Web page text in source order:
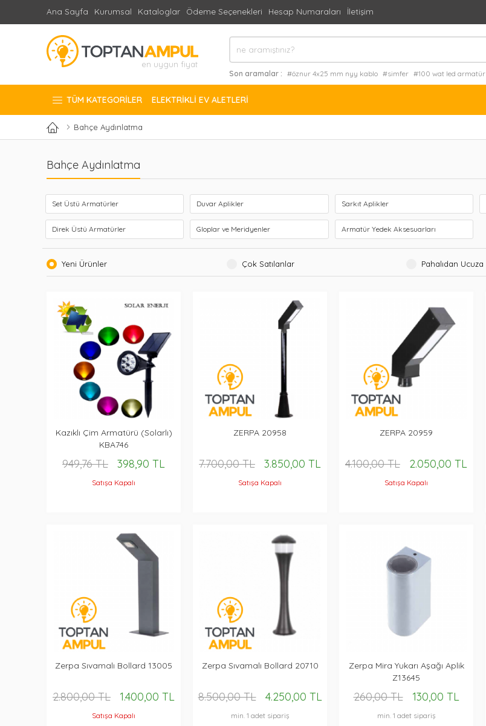
Ana Sayfa Kurumsal Kataloglar Ödeme Seçenekleri Hesap Numaraları İletişim
en uygun fiyat
Son aramalar : #öznur 4x25 mm nyy kablo #simfer #100 wat led armatür
#1X500 mm helogen free nyy kablo fiyatları
TÜM KATEGORILER ELEKTRIKLI EV ALETLERI
Bahçe Aydınlatma
Bahçe Aydınlatma
Set Üstü Armatürler Duvar Aplikler Sarkıt Aplikler
Direk Üstü Armatürler Gloplar ve Meridyenler Armatür Yedek Aksesuarları
Yeni Ürünler Çok Satılanlar Pahalıdan Ucuza
Kazıklı Çim Armatürü (Solarlı)
KBA746
949,76 TL 398,90 TL
Satışa Kapalı
ZERPA 20958
7.700,00 TL 3.850,00 TL
Satışa Kapalı
ZERPA 20959
4.100,00 TL 2.050,00 TL
Satışa Kapalı
Zerpa Sıvamalı Bollard 13005
2.800,00 TL 1.400,00 TL
Satışa Kapalı
Zerpa Sıvamalı Bollard 20710
8.500,00 TL 4.250,00 TL
min. 1 adet sipariş
Zerpa Mira Yukarı Aşağı Aplik
Z13645
260,00 TL 130,00 TL
min. 1 adet sipariş